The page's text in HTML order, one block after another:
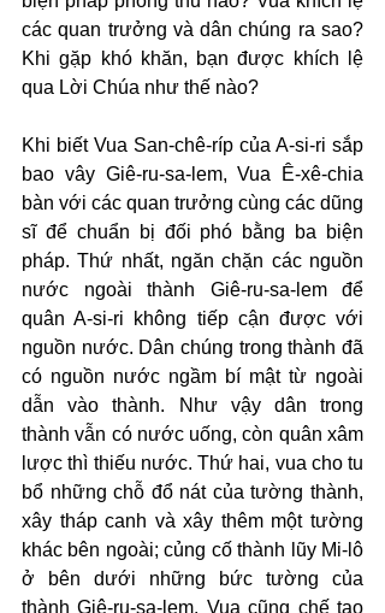
các quan trưởng và dân chúng ra sao?
Khi gặp khó khăn, bạn được khích lệ
qua Lời Chúa như thế nào?
Khi biết Vua San-chê-ríp của A-si-ri sắp
bao vây Giê-ru-sa-lem, Vua Ê-xê-chia
bàn với các quan trưởng cùng các dũng
sĩ để chuẩn bị đối phó bằng ba biện
pháp. Thứ nhất, ngăn chặn các nguồn
nước ngoài thành Giê-ru-sa-lem để
quân A-si-ri không tiếp cận được với
nguồn nước. Dân chúng trong thành đã
có nguồn nước ngầm bí mật từ ngoài
dẫn vào thành. Như vậy dân trong
thành vẫn có nước uống, còn quân xâm
lược thì thiếu nước. Thứ hai, vua cho tu
bổ những chỗ đổ nát của tường thành,
xây tháp canh và xây thêm một tường
khác bên ngoài; củng cố thành lũy Mi-lô
ở bên dưới những bức tường của
thành Giê-ru-sa-lem. Vua cũng chế tạo